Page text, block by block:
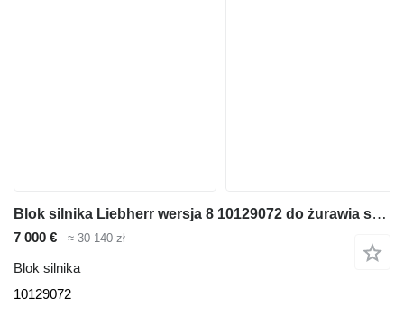
Blok silnika Liebherr wersja 8 10129072 do żurawia samojezdnego Liebherr LTM
7 000 € ≈ 30 140 zł
Blok silnika
10129072